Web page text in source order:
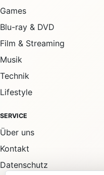
Games
Blu-ray & DVD
Film & Streaming
Musik
Technik
Lifestyle
SERVICE
Über uns
Kontakt
Datenschutz